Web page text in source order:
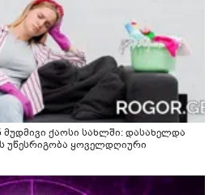
ქაოსი სახლში: დასახელდა
უწესრიგობა ყოველდღიური